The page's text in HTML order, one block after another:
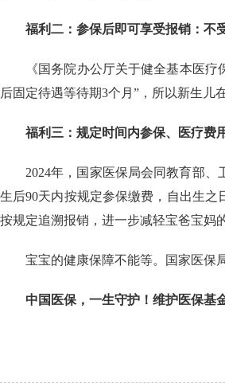
福利二：参保后即可享受报销：不
《国务院办公厅关于健全基本医
后固定待遇等待期3个月”，所以新生儿
福利三：规定时间内参保、医疗费
2024年，国家医保局会同教育部
生后90天内按规定参保缴费，自出生
按规定追溯报销，进一步减轻宝爸宝妈
宝宝的健康保障不能等。国家医保
中国医保，一生守护！维护医保基